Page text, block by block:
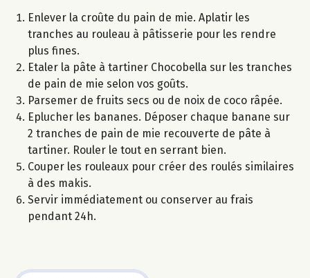
Enlever la croûte du pain de mie. Aplatir les
tranches au rouleau à pâtisserie pour les rendre
plus fines.
Etaler la pâte à tartiner Chocobella sur les tranches
de pain de mie selon vos goûts.
Parsemer de fruits secs ou de noix de coco râpée.
Eplucher les bananes. Déposer chaque banane sur
2 tranches de pain de mie recouverte de pâte à
tartiner. Rouler le tout en serrant bien.
Couper les rouleaux pour créer des roulés similaires
à des makis.
Servir immédiatement ou conserver au frais
pendant 24h.